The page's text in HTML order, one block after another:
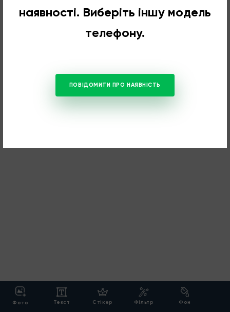
наявності. Виберіть іншу модель
телефону.
ПОВІДОМИТИ ПРО НАЯВНІСТЬ
Фото Текст Cтікер Фільтр Фон